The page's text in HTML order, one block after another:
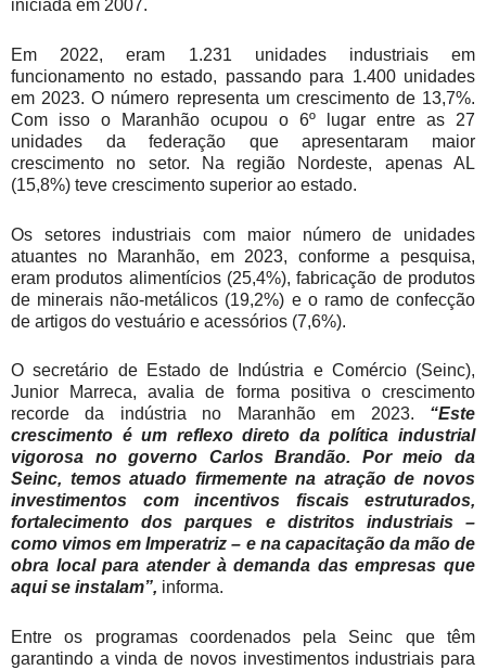
iniciada em 2007.
Em 2022, eram 1.231 unidades industriais em
funcionamento no estado, passando para 1.400 unidades
em 2023. O número representa um crescimento de 13,7%.
Com isso o Maranhão ocupou o 6º lugar entre as 27
unidades da federação que apresentaram maior
crescimento no setor. Na região Nordeste, apenas AL
(15,8%) teve crescimento superior ao estado.
Os setores industriais com maior número de unidades
atuantes no Maranhão, em 2023, conforme a pesquisa,
eram produtos alimentícios (25,4%), fabricação de produtos
de minerais não-metálicos (19,2%) e o ramo de confecção
de artigos do vestuário e acessórios (7,6%).
O secretário de Estado de Indústria e Comércio (Seinc),
Junior Marreca, avalia de forma positiva o crescimento
recorde da indústria no Maranhão em 2023. “Este
crescimento é um reflexo direto da política industrial
vigorosa no governo Carlos Brandão. Por meio da
Seinc, temos atuado firmemente na atração de novos
investimentos com incentivos fiscais estruturados,
fortalecimento dos parques e distritos industriais –
como vimos em Imperatriz – e na capacitação da mão de
obra local para atender à demanda das empresas que
aqui se instalam”, informa.
Entre os programas coordenados pela Seinc que têm
garantindo a vinda de novos investimentos industriais para